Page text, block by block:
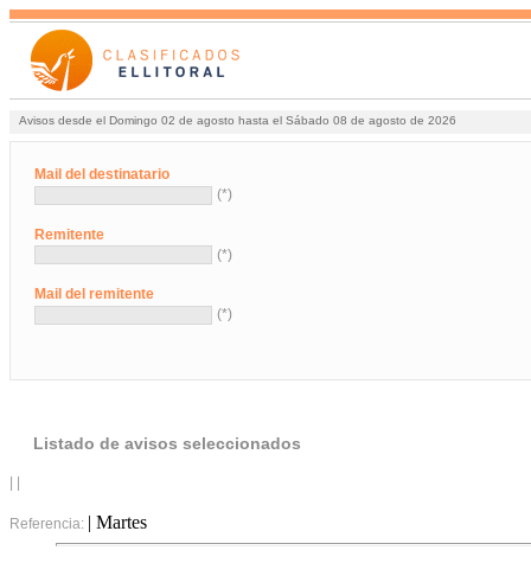
Avisos desde el Domingo 02 de agosto hasta el Sábado 08 de agosto de 2026
Mail del destinatario
(*)
Remitente
(*)
Mail del remitente
(*)
Listado de avisos seleccionados
Referencia: | Martes